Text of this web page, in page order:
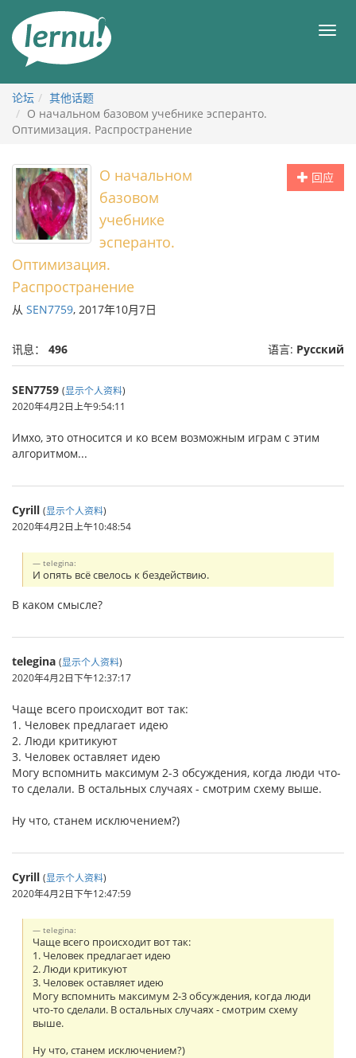
目
论坛
其他话题
О начальном базовом учебнике эсперанто.
Оптимизация. Распространение
回应
О начальном
базовом
учебнике
эсперанто.
Оптимизация.
Распространение
从 SEN7759, 2017年10月7日
讯息： 496 语言: Русский
SEN7759 (显示个人资料)
2020年4月2日上午9:54:11
Имхо, это относится и ко всем возможным играм с этим
алгоритмом...
Cyrill (显示个人资料)
2020年4月2日上午10:48:54
telegina:
И опять всё свелось к бездействию.
В каком смысле?
telegina (显示个人资料)
2020年4月2日下午12:37:17
Чаще всего происходит вот так:
1. Человек предлагает идею
2. Люди критикуют
3. Человек оставляет идею
Могу вспомнить максимум 2-3 обсуждения, когда люди что-
то сделали. В остальных случаях - смотрим схему выше.
Ну что, станем исключением?)
Cyrill (显示个人资料)
2020年4月2日下午12:47:59
telegina:
Чаще всего происходит вот так:
1. Человек предлагает идею
2. Люди критикуют
3. Человек оставляет идею
Могу вспомнить максимум 2-3 обсуждения, когда люди
что-то сделали. В остальных случаях - смотрим схему
выше.
Ну что, станем исключением?)